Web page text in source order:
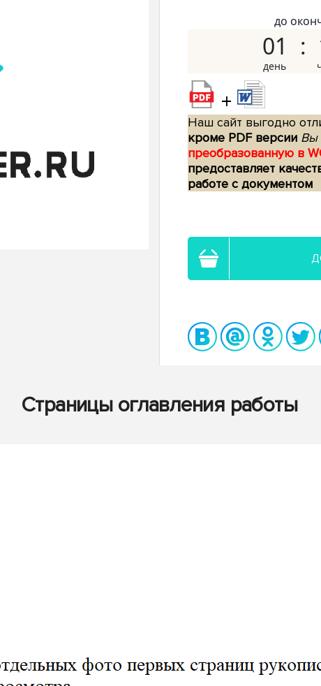
до
01
+
Наш сайт выгодно
кроме PDF версии Вы
преобразованную в
предоставляет
работе с документом
Страницы оглавления работы